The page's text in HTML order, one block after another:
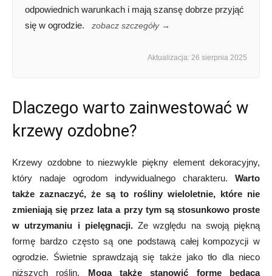
odpowiednich warunkach i mają szansę dobrze przyjąć
się w ogrodzie.
zobacz szczegóły →
Aktualizacja: 26 sierpnia 2025
Dlaczego warto zainwestować w
krzewy ozdobne?
Krzewy ozdobne to niezwykle piękny element dekoracyjny,
który nadaje ogrodom indywidualnego charakteru. Warto
także zaznaczyć, że są to rośliny wieloletnie, które nie
zmieniają się przez lata a przy tym są stosunkowo proste
w utrzymaniu i pielęgnacji.Ze względu na swoją piękną
formę bardzo często są one podstawą całej kompozycji w
ogrodzie. Świetnie sprawdzają się także jako tło dla nieco
niższych roślin. Mogą także stanowić formę będącą